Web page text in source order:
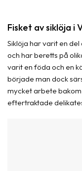
Fisket av siklöja i
Siklöja har varit en
och har beretts på
varit en föda och en
började man dock
mycket arbete
eftertraktade